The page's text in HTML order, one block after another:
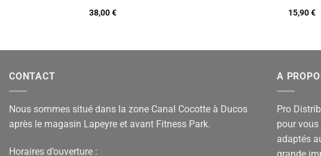
38,00€ 15,90€
CONTACT
Nous sommes situé dans la zone Canal Cocotte à Ducos
après le magasin Lapeyre et avant Fitness Park.
Horaires d’ouverture :
A
Pro
pour
adaptés